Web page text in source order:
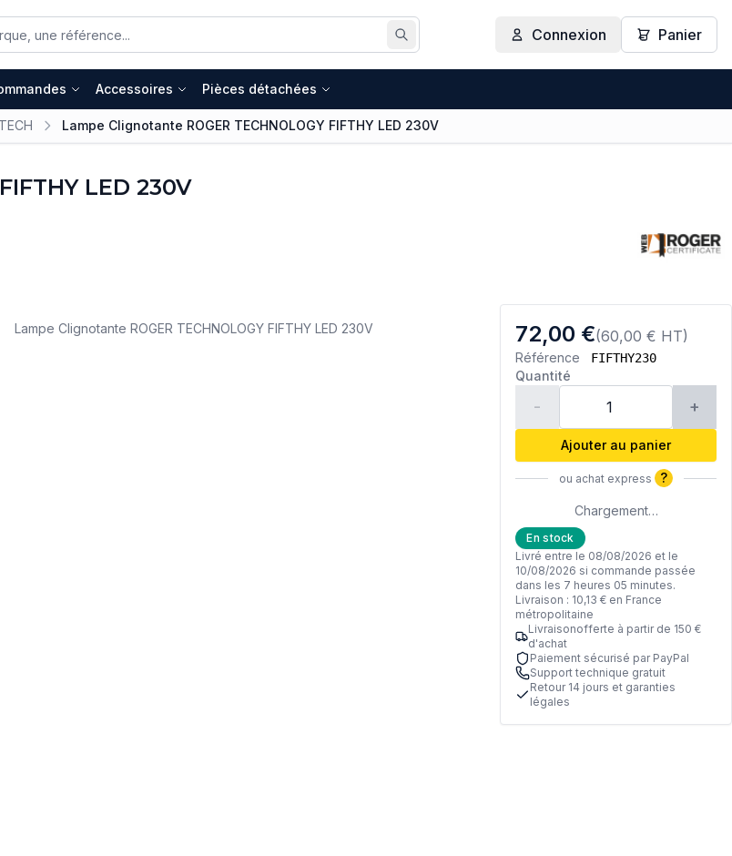
Rechercher
Connexion Panier
Accessoires Pièces détachées
Lampe Clignotante ROGER TECHNOLOGY FIFTHY LED 230V
LED 230V
72,00 €(60,00 € HT)
Référence FIFTHY230
Quantité
- +
Ajouter au panier
ou achat express ?
Chargement…
En stock
Livré entre le 08/08/2026 et le
10/08/2026 si commande passée
dans les 7 heures 05 minutes.
Livraison : 10,13 € en France
métropolitaine
Livraisonofferte à partir de 150 €
d'achat
Paiement sécurisé par PayPal
Support technique gratuit
Retour 14 jours et garanties
légales
Lampe Clignotante ROGER TECHNOLOGY FIFTHY LED 230V